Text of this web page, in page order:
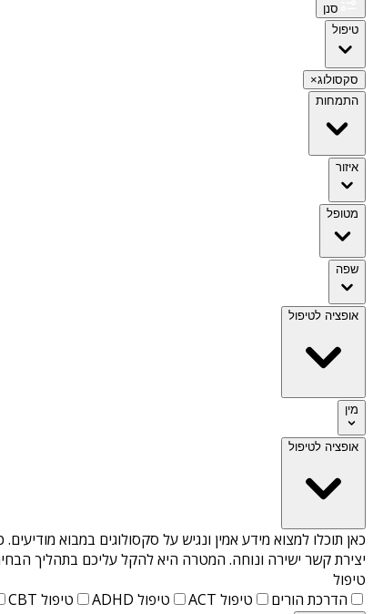
סנן
טיפול
סקסולוג×
התמחות
איזור
מטופל
שפה
אופציה לטיפול
מין
אופציה לטיפול
כאן תוכלו למצוא מידע אמין ונגיש על סקסולוגים במבוא מודיעים.
יצירת קשר ישירה ונוחה. המטרה היא להקל עליכם בתהליך
טיפול
הדרכת הורים
טיפול ACT טיפול ADHD טיפול CBT